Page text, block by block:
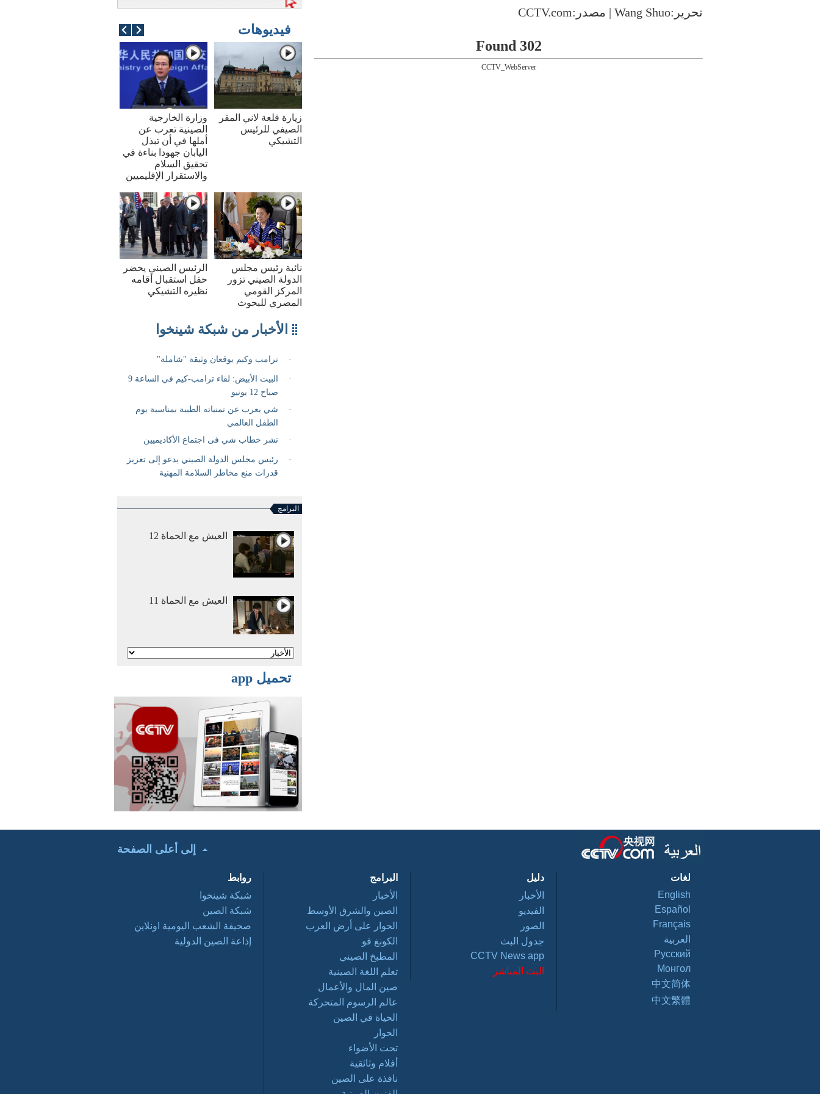
فيديوهات
وزارة الخارجية
الصينية تعرب عن
أملها في أن تبذل
اليابان جهودا بناءة في
تحقيق السلام
والاستقرار الإقليميين
زيارة قلعة لاني المقر
الصيفي للرئيس
التشيكي
الرئيس الصيني يحضر
حفل استقبال أقامه
نظيره التشيكي
نائبة رئيس مجلس
الدولة الصيني تزور
المركز القومي
المصري للبحوث
البرامج
العيش مع الحماة 12
العيش مع الحماة 11
أنا وأمي نتزوج معا 1
أفلام وثائقية: عصر
الهجرة العظمي 2016
03 29
تحت الأضواء: التعاون
أفلام وثائقية: عبور
تحميل app
تحرير:Wang Shuo | مصدر:CCTV.com
302 Found
CCTV_WebServer
إلى أعلى الصفحة
لغات
English
Español
Français
العربية
Pусский
Монгол
中文简体
中文繁體
دليل
الأخبار
الفيديو
الصور
جدول البث
CCTV News app
البث المباشر
البرامج
الأخبار
الصين والشرق الأوسط
الحوار على أرض العرب
الكونغ فو
المطبخ الصيني
تعلم اللغة الصينية
صين المال والأعمال
عالم الرسوم المتحركة
الحياة في الصين
الحوار
تحت الأضواء
أفلام وثائقية
نافذة على الصين
روابط
شبكة شينخوا
شبكة الصين
صحيفة الشعب اليومية اونلاين
إذاعة الصين الدولية